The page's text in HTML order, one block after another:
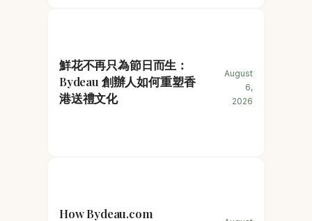
鮮花不再只為節日而生：
Bydeau 創辦人如何重塑香
港送禮文化
August
6,
2026
How Bydeau.com